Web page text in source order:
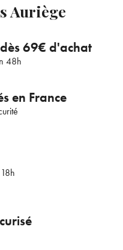
Auriège
69€ d'achat
48h
en France
!